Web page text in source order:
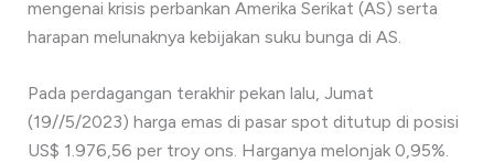
mengenai krisis perbankan Amerika Serikat (AS) serta
harapan melunaknya kebijakan suku bunga di AS.
Pada perdagangan terakhir pekan lalu, Jumat
(19//5/2023) harga emas di pasar spot ditutup di posisi
US$ 1.976,56 per troy ons. Harganya melonjak 0,95%.